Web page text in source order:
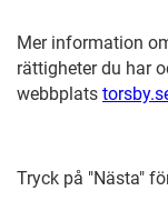
Mer information
rättigheter du har
webbplats
Tryck på "Nästa"